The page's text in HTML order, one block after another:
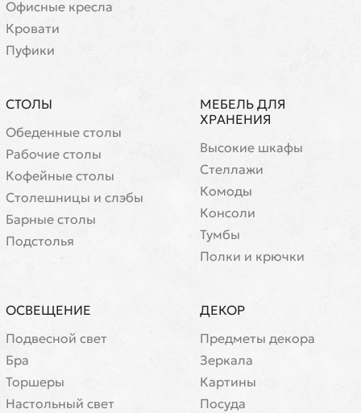
Офисные кресла
Кровати
Пуфики
СТОЛЫ
Обеденные столы
Рабочие столы
Кофейные столы
Cтолешницы и слэбы
Барные столы
Подстолья
МЕБЕЛЬ ДЛЯ
ХРАНЕНИЯ
Высокие шкафы
Стеллажи
Комоды
Консоли
Тумбы
Полки и крючки
ОСВЕЩЕНИЕ
Подвесной свет
Бра
Торшеры
Настольный свет
ДЕКОР
Предметы декора
Зеркала
Картины
Посуда